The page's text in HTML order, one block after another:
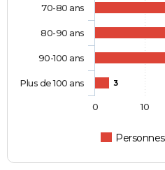
3
70-80 ans
80-90 ans
90-100 ans
Plus de 100 ans
0 10